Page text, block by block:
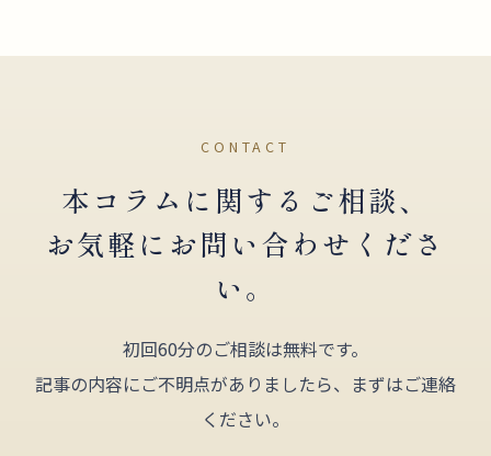
CONTACT
本コラムに関するご相談、
お気軽にお問い合わせくださ
い。
初回60分のご相談は無料です。
記事の内容にご不明点がありましたら、まずはご連絡
ください。